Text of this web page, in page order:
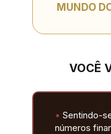
MUNDO
VOCÊ
• Sentindo-
números